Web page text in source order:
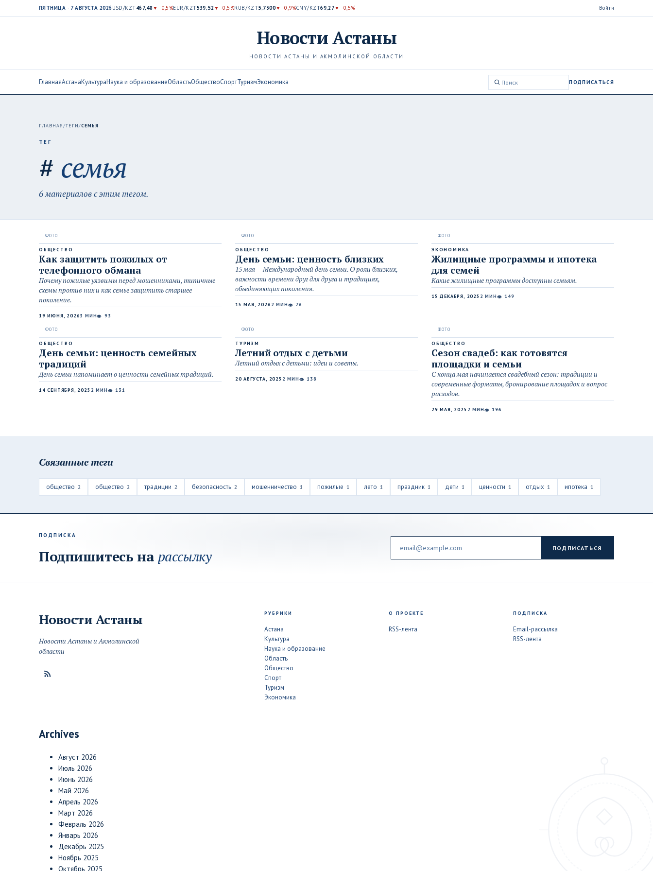
ПЯТНИЦА · 7 АВГУСТА 2026 USD/KZT467,48 ▼ -0,5%EUR/KZT539,52▼ -0,5%RUB/KZT5,7300▼ -0,9%CNY/KZT69,27▼ -0,5% Войти
НовостиАстаны
НОВОСТИ АСТАНЫ И АКМОЛИНСКОЙ ОБЛАСТИ
ГлавнаяАстанаКультураНаука и образованиеОбластьОбществоСпортТуризмЭкономика
Поиск:
ПОДПИСАТЬСЯ
ГЛАВНАЯ/ТЕГИ/СЕМЬЯ
ТЕГ
# семья
6 материалов с этим тегом.
ОБЩЕСТВО
Как защитить пожилых от
телефонного обмана
Почему пожилые уязвимы перед мошенниками, типичные
схемы против них и как семье защитить старшее
поколение.
19 ИЮНЯ, 20263 МИН👁 93
ОБЩЕСТВО
День семьи: ценность близких
15 мая — Международный день семьи. О роли близких,
важности времени друг для друга и традициях,
объединяющих поколения.
15 МАЯ, 2026 2 МИН👁 76
ЭКОНОМИКА
Жилищные программы и ипотека
для семей
Какие жилищные программы доступны семьям.
15 ДЕКАБРЯ, 2025 2 МИН👁 149
ОБЩЕСТВО
День семьи: ценность семейных
традиций
День семьи напоминает о ценности семейных традиций.
14 СЕНТЯБРЯ, 2025 2 МИН👁 131
ТУРИЗМ
Летний отдых с детьми
Летний отдых с детьми: идеи и советы.
20 АВГУСТА, 2025 2 МИН👁 138
ОБЩЕСТВО
Сезон свадеб: как готовятся
площадки и семьи
С конца мая начинается свадебный сезон: традиции и
современные форматы, бронирование площадок и вопрос
расходов.
29 МАЯ, 2025 2 МИН👁 196
Связанные теги
общество 2 общество 2 традиции 2 безопасность 2 мошенничество 1 пожилые 1 лето 1 праздник 1 дети 1 ценности 1 отдых 1 ипотека 1
ПОДПИСКА
Подпишитесь на рассылку ПОДПИСАТЬСЯ
Новости Астаны
Новости Астаны и Акмолинской
области
РУБРИКИ
Астана
Культура
Наука и образование
Область
Общество
Спорт
Туризм
Экономика
О ПРОЕКТЕ
RSS-лента
ПОДПИСКА
Email-рассылка
RSS-лента
Archives
Август 2026
Июль 2026
Июнь 2026
Май 2026
Апрель 2026
Март 2026
Февраль 2026
Январь 2026
Декабрь 2025
Ноябрь 2025
Октябрь 2025